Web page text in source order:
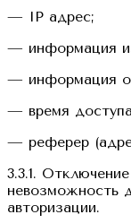
— IP адрес;
— информация
— информация о
— время
— реферер
3.3.1.
невозможность
авторизации.